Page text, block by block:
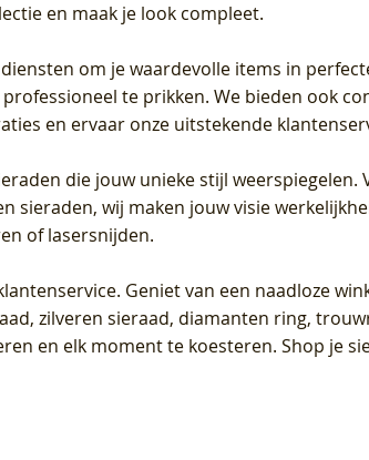
en maak je look compleet.
om je waardevolle items in
te prikken. We bieden ook
en ervaar onze uitstekende
die jouw unieke stijl weerspiegelen.
wij maken jouw visie
of lasersnijden.
. Geniet van een naadloze
zilveren sieraad, diamanten ring,
en elk moment te koesteren. Shop je